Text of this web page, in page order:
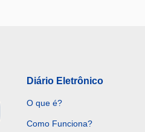
Diário Eletrônico
O que é?
Como Funciona?